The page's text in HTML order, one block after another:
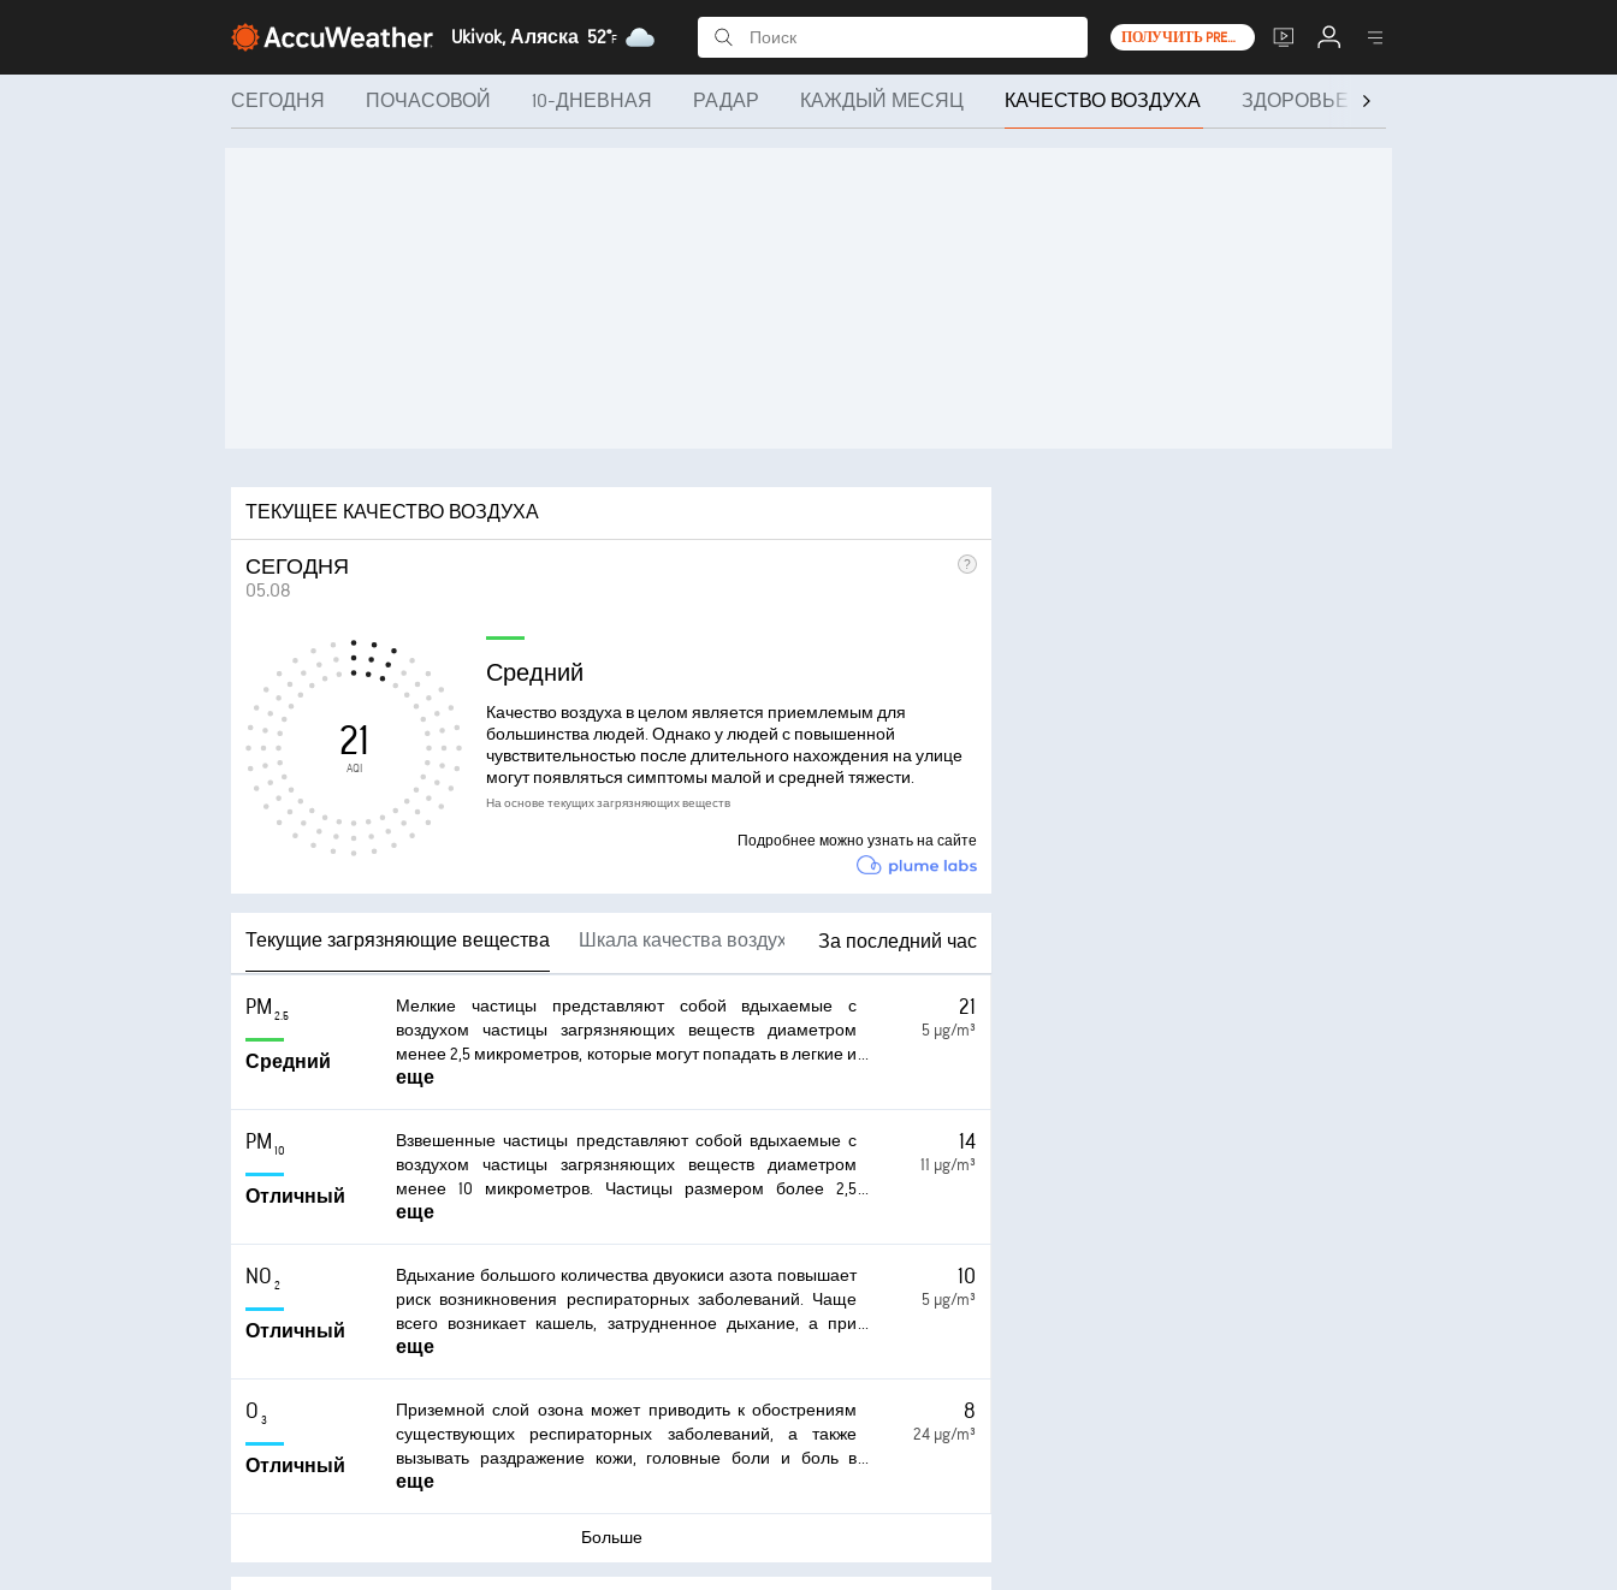
Ukivok, Аляска 52°F ПОЛУЧИТЬ PREMIUM+
СЕГОДНЯ ПОЧАСОВОЙ 10-ДНЕВНАЯ РАДАР КАЖДЫЙ МЕСЯЦ КАЧЕСТВО ВОЗДУХА ЗДОРОВЬЕ И МЕРОПРИЯТИЯ
ТЕКУЩЕЕ КАЧЕСТВО ВОЗДУХА
СЕГОДНЯ
05.08
21
AQI
Средний
Качество воздуха в целом является приемлемым для
большинства людей. Однако у людей с повышенной
чувствительностью после длительного нахождения на улице
могут появляться симптомы малой и средней тяжести.
На основе текущих загрязняющих веществ
Подробнее можно узнать на сайте
Текущие загрязняющие вещества Шкала качества воздуха За последний час
PM2.5
Средний
Мелкие частицы представляют собой вдыхаемые с
воздухом частицы загрязняющих веществ диаметром
менее 2,5 микрометров, которые могут попадать в легкие и
кровеносную систему и проводить к серьезным
таких частиц может вызывать кашель, затрудненное
дыхание, обострение астмы, а также приводить к развитию
хронических респираторных заболеваний.
еще
21
5 µg/m³
PM10
Отличный
Взвешенные частицы представляют собой вдыхаемые с
воздухом частицы загрязняющих веществ диаметром
менее 10 микрометров. Частицы размером более 2,5
микрометров могут оседать в дыхательных путях и
затруднять дыхание или приводить к обострению астмы.
Более частное и продолжительное воздействие может
приводить к более серьезным последствиям для
здоровья.
еще
14
11 µg/m³
NO2
Отличный
Вдыхание большого количества двуокиси азота повышает
риск возникновения респираторных заболеваний. Чаще
всего возникает кашель, затрудненное дыхание, а при
более продолжительном воздействии появляются более
еще
10
5 µg/m³
O3
Отличный
Приземной слой озона может приводить к обострениям
существующих респираторных заболеваний, а также
вызывать раздражение кожи, головные боли и боль в
груди.
еще
8
24 µg/m³
Больше